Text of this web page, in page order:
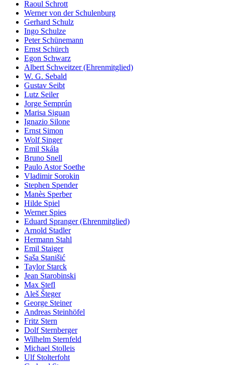
Raoul Schrott
Werner von der Schulenburg
Gerhard Schulz
Ingo Schulze
Peter Schünemann
Ernst Schürch
Egon Schwarz
Albert Schweitzer (Ehrenmitglied)
W. G. Sebald
Gustav Seibt
Lutz Seiler
Jorge Semprún
Marisa Siguan
Ignazio Silone
Ernst Simon
Wolf Singer
Emil Skála
Bruno Snell
Paulo Astor Soethe
Vladimir Sorokin
Stephen Spender
Manès Sperber
Hilde Spiel
Werner Spies
Eduard Spranger (Ehrenmitglied)
Arnold Stadler
Hermann Stahl
Emil Staiger
Saša Stanišić
Taylor Starck
Jean Starobinski
Max Stefl
Aleš Šteger
George Steiner
Andreas Steinhöfel
Fritz Stern
Dolf Sternberger
Wilhelm Sternfeld
Michael Stolleis
Ulf Stolterfoht